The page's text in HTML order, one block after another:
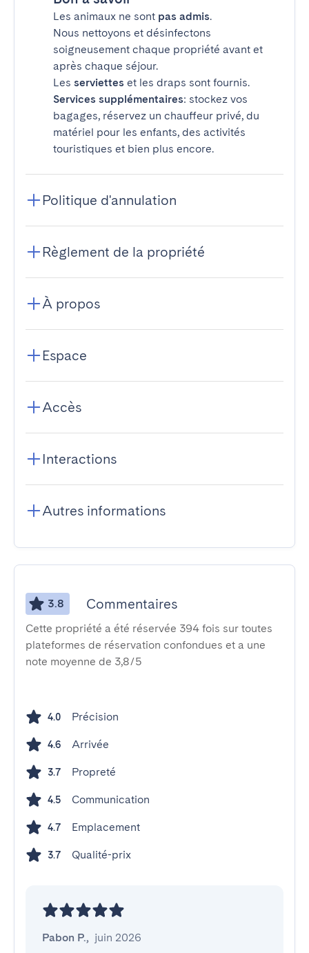
Les animaux ne sont pas admis.
Nous nettoyons et désinfectons
soigneusement chaque propriété avant et
après chaque séjour.
Les serviettes et les draps sont fournis.
Services supplémentaires: stockez vos
bagages, réservez un chauffeur privé, du
matériel pour les enfants, des activités
touristiques et bien plus encore.
Politique d'annulation
Règlement de la propriété
À propos
Espace
Accès
Interactions
Autres informations
3.8 Commentaires
Cette propriété a été réservée 394 fois sur toutes
plateformes de réservation confondues et a une
note moyenne de 3,8/5
4.0 Précision
4.6 Arrivée
3.7 Propreté
4.5 Communication
4.7 Emplacement
3.7 Qualité-prix
Pabon P., juin 2026